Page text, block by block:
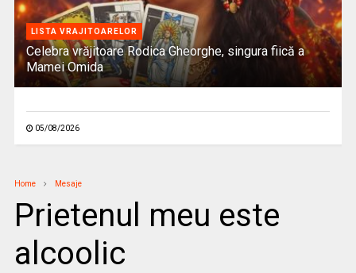
LISTA VRAJITOARELOR
Celebra vrăjitoare Rodica Gheorghe, singura fiică a
Mamei Omida
05/08/2026
Home Mesaje
Prietenul meu este
alcoolic